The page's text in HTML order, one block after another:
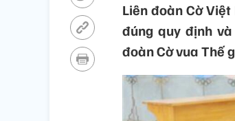
Liên đoàn Cờ
đúng quy định
đoàn Cờ vua Thế